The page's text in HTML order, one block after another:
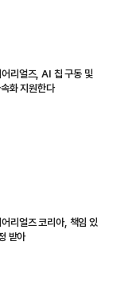
리얼즈, AI 칩 구동 및
화 지원한다
리얼즈 코리아, 책임 있
받아